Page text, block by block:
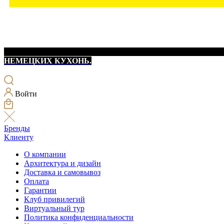
НЕМЕЦКИХ КУХОНЬ.
Войти
Бренды
Клиенту
О компании
Архитектура и дизайн
Доставка и самовывоз
Оплата
Гарантии
Клуб привилегий
Виртуальный тур
Политика конфиденциальности